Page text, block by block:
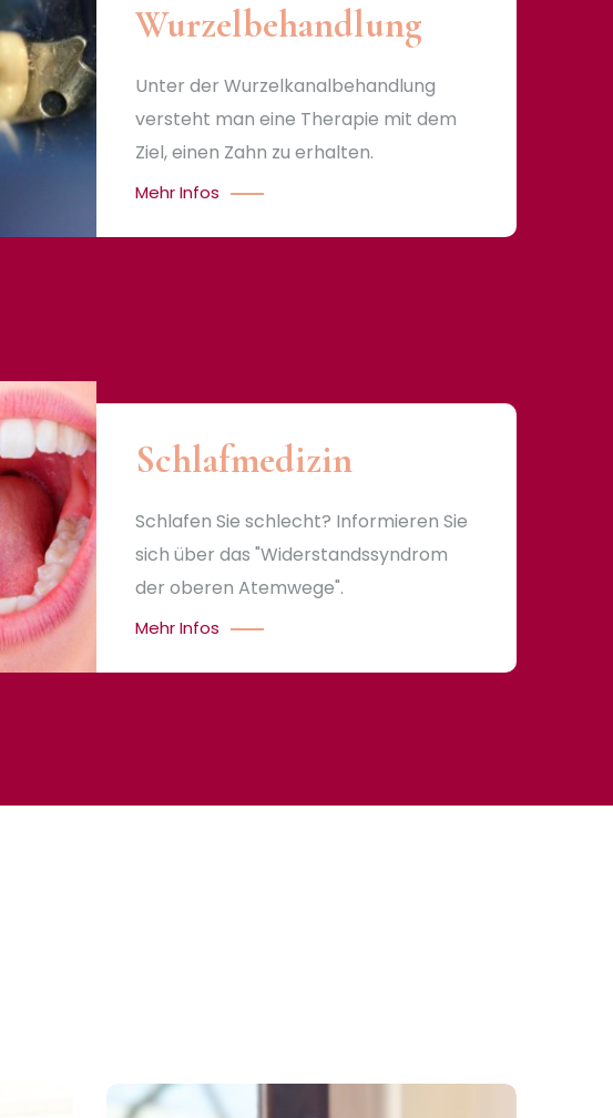
Wurzelbehandlung
Unter der Wurzelkanalbehandlung
versteht man eine Therapie mit dem
Ziel, einen Zahn zu erhalten.
Mehr Infos
Schlafmedizin
Schlafen Sie schlecht? Informieren Sie
sich über das "Widerstandssyndrom
der oberen Atemwege".
Mehr Infos